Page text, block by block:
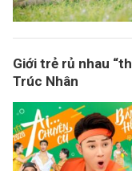
Giới trẻ rủ nhau
Trúc Nhân